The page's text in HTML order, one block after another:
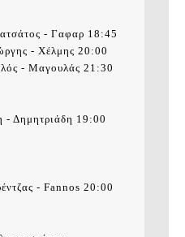
- Γαφαρ 18:45
- Χέλμης 20:00
- Μαγουλάς 21:30
- Δημητριάδη 19:00
- Fannos 20:00